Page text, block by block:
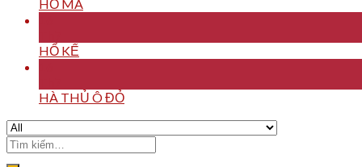
HỒ MA
HỔ KẾ
HÀ THỦ Ô ĐỎ
Tìm
kiếm: